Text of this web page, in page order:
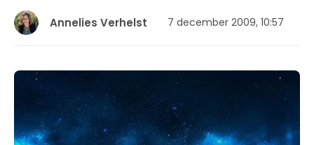
Annelies Verhelst 7 december 2009, 10:57